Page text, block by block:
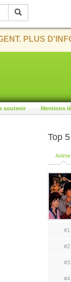
PLUS
soutenir Mentions
Top 5
Anime
#1
#2
#3
#4